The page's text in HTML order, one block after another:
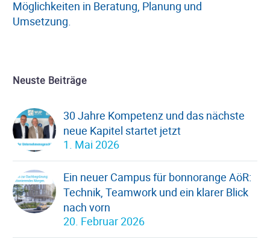
Möglichkeiten in Beratung, Planung und
Umsetzung.
Neuste Beiträge
30 Jahre Kompetenz und das nächste
neue Kapitel startet jetzt
1. Mai 2026
Ein neuer Campus für bonnorange AöR:
Technik, Teamwork und ein klarer Blick
nach vorn
20. Februar 2026